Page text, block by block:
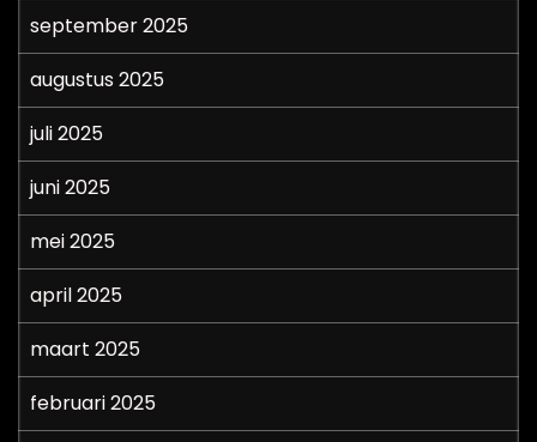
september 2025
augustus 2025
juli 2025
juni 2025
mei 2025
april 2025
maart 2025
februari 2025